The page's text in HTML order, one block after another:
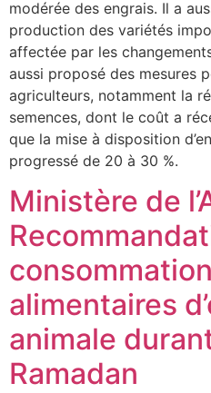
modérée des engrais. Il a
production des variétés
affectée par les
aussi proposé des mesures
agriculteurs, notamment la
semences, dont le coût a
que la mise à disposition
progressé de 20 à 30 %.
Ministère de
alimentaires
animale
Ramadan